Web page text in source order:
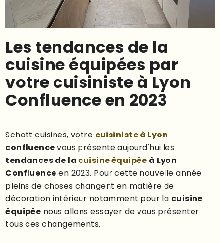
Les tendances de la
cuisine équipées par
votre cuisiniste à Lyon
Confluence en 2023
Schott cuisines, votre cuisiniste à Lyon
confluence vous présente aujourd'hui les
tendances de la cuisine équipée à Lyon
Confluence en 2023. Pour cette nouvelle année
pleins de choses changent en matière de
décoration intérieur notamment pour la cuisine
équipée nous allons essayer de vous présenter
tous ces changements.